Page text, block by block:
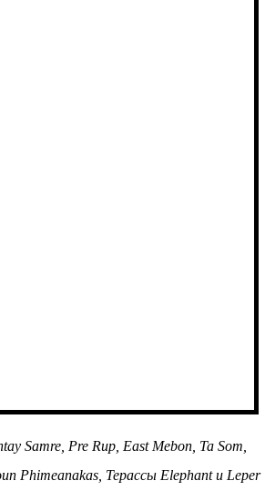
Samre, Pre Rup, East Mebon, Ta Som,
Phimeanakas, Терассы Elephant и Leper